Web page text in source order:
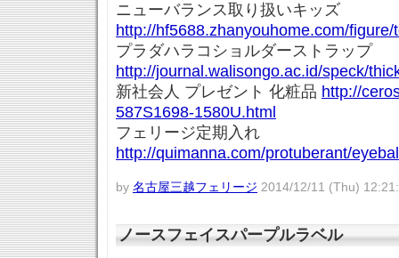
ニューバランス取り扱いキッズ
http://hf5688.zhanyouhome.com/
プラダハラコショルダーストラップ
http://journal.walisongo.ac.id/speck/
新社会人 プレゼント 化粧品 http://
587S1698-1580U.html
フェリージ定期入れ
http://quimanna.com/protuberant/
by 名古屋三越フェリージ 2014/12/11 (Thu)
ノースフェイスパープルラベル